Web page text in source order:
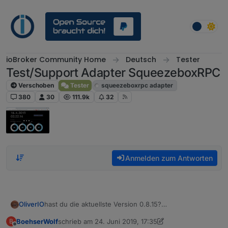
ioBroker Community Home Deutsch Tester
Test/Support Adapter SqueezeboxRPC
Verschoben Tester
squeezeboxrpc adapter
380
30 111.9k 32
Anmelden zum Antworten
OliverIOhast du die aktuellste Version 0.8.15?
Das liegt daran, wenn die widgets sich in einer
Player widget setzen
B BoehserWolfschrieb am 24. Juni 2019, 17:35
zuletzt editiert von BoehserWolf